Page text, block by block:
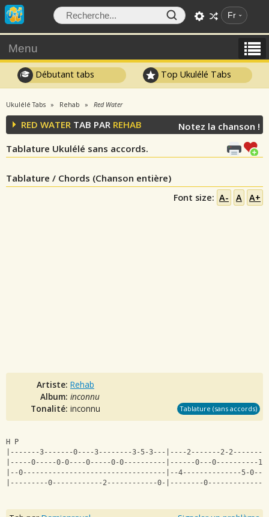
Fr
Menu
Débutant tabs Top Ukulélé Tabs
Ukulélé Tabs Rehab Red Water
RED WATER TAB PAR REHAB
Tablature Ukulélé sans accords.
Notez la chanson !
Tablature / Chords (Chanson entière)
Font size: A- A A+
Artiste: Rehab
Album: inconnu
Tonalité: inconnu Tablature (sans accords)
H P
|-------3-------0----3--------3-5-3---|----2-------2-
|-----0-----0-0----0-----0-0----------|------0---0----------
|--0----------------------------------|--4--------------5-
|---------0------------2------------0-|--------0--------------